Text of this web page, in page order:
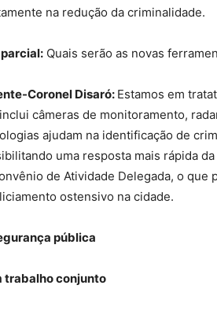
na redução da criminalidade.
Quais serão as novas
Coronel Disaró: Estamos em
câmeras de monitoramento,
ajudam na identificação de
uma resposta mais rápida
de Atividade Delegada, o
ostensivo na cidade.
pública
trabalho conjunto